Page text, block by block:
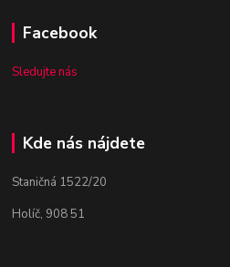
Facebook
Sledujte nás
Kde nás nájdete
Staničná 1522/20
Holíč, 908 51